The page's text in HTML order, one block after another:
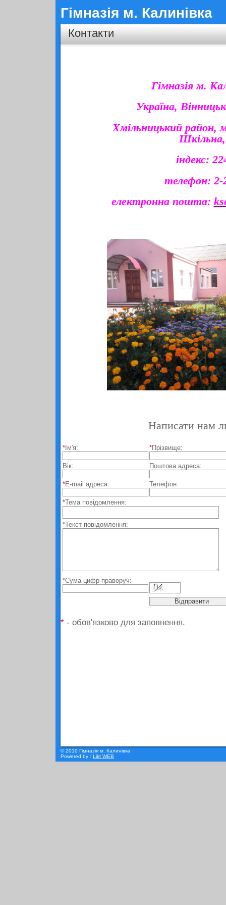
Гімназія м. Калинівка
Контакти
Гімназія м.
Україна,
Хмільницький район,
індекс:
телефон: 2-
електронна пошта:
Написати нам
* Ім'я: *Прізвище:
Вік: Поштова адреса:
*E-mail адреса: Телефон:
*Тема повідомлення:
*Текст повідомлення:
*Сума цифр праворуч:
* - обов'язково для заповнення.
© 2010 Гімназія м. Калинівка
Powered by : Likt WEB